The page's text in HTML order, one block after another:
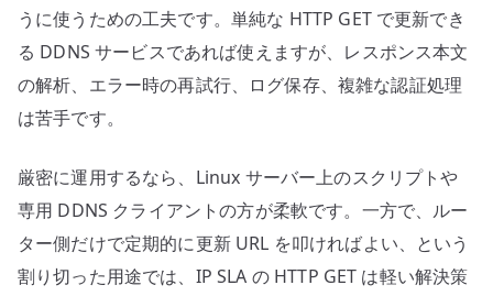
うに使うための工夫です。単純な HTTP GET で更新でき
る DDNS サービスであれば使えますが、レスポンス本文
の解析、エラー時の再試行、ログ保存、複雑な認証処理
は苦手です。
厳密に運用するなら、Linux サーバー上のスクリプトや
専用 DDNS クライアントの方が柔軟です。一方で、ルー
ター側だけで定期的に更新 URL を叩ければよい、という
割り切った用途では、IP SLA の HTTP GET は軽い解決策